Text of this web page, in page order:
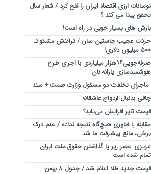
نوسانات ارزی اقتصاد ایران را فلج کرد / شعار سال
تحقق پیدا می کند ؟
بارش های بسیار خوبی در راه است!
حرکت عجیب جاستین سان / تراکنش مشکوک
۵۰۰ میلیون دلاری!
صرفه‌جویی۹۶هزار میلیاردی با اجرای طرح
هوشمندسازی یارانه نان
ماجرای تخلفات دو مسئول وزارت صمت + سند
چاقی بدنبال ازدواج عاشقانه
قیمت تایر افزایش می‌یابد؟
مقابله با فناوری هیچ‌گاه نتیجه نداده / عدم درک
برخی‌، مانع پیشرفت ما شد
عزیزی: عصر زیر پا گذاشتن حقوق ملت ایران
تمام شده است
قیمت جدید طلا اعلام شد / جدول ۸ بهمن